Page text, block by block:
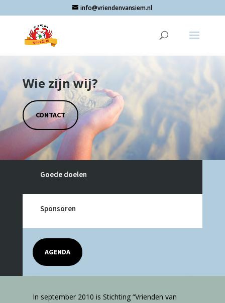
info@vriendenvansiem.nl
Wie zijn wij?
CONTACT
Goede doelen
Sponsoren
AGENDA
In september 2010 is Stichting “Vrienden van